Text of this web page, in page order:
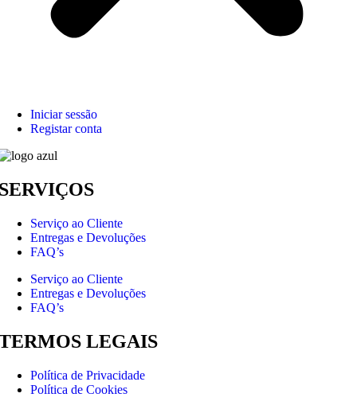
Iniciar sessão
Registar conta
Serviço ao Cliente
Entregas e Devoluções
FAQ’s
Serviço ao Cliente
Entregas e Devoluções
FAQ’s
LEGAIS
Política de Privacidade
Política de Cookies